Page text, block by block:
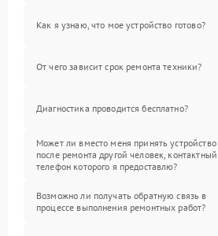
Как я узнаю, что мое устройство готово?
От чего зависит срок ремонта техники?
Диагностика проводится бесплатно?
Может ли вместо меня принять устройство
после ремонта другой человек, контактный
телефон которого я предоставлю?
Возможно ли получать обратную связь в
процессе выполнения ремонтных работ?